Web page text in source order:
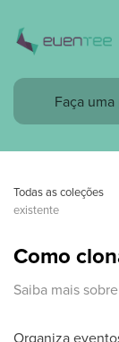
Todas as coleções
existente
Como
Saiba mais
Organiza